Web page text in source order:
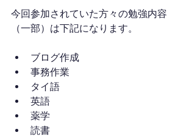
今回参加されていた方々の勉強内容
（一部）は下記になります。
ブログ作成
事務作業
タイ語
英語
薬学
読書